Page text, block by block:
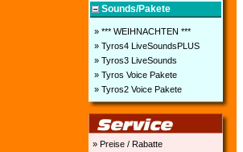
Sounds/Pakete
» *** WEIHNACHTEN ***
» Tyros4 LiveSoundsPLUS
» Tyros3 LiveSounds
» Tyros Voice Pakete
» Tyros2 Voice Pakete
» Preise / Rabatte